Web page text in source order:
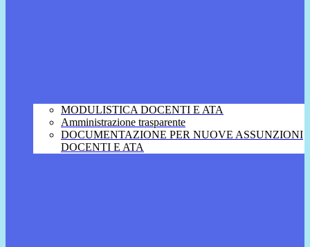
MODULISTICA DOCENTI E ATA
Amministrazione trasparente
DOCUMENTAZIONE PER NUOVE ASSUNZIONI
DOCENTI E ATA